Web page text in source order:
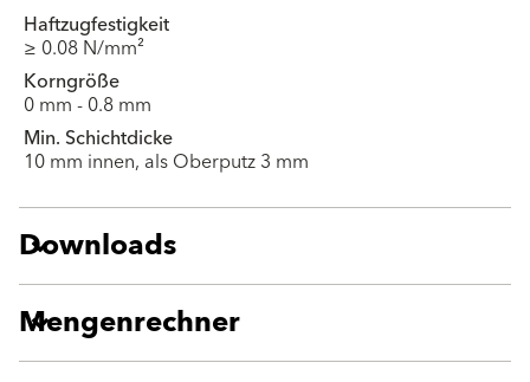
Haftzugfestigkeit
≥ 0.08 N/mm²
Korngröße
0 mm - 0.8 mm
Min. Schichtdicke
10 mm innen, als Oberputz 3 mm
Downloads
Mengenrechner